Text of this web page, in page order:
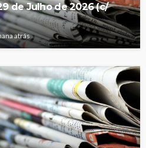
de Julho de 2026 (c/
atrás